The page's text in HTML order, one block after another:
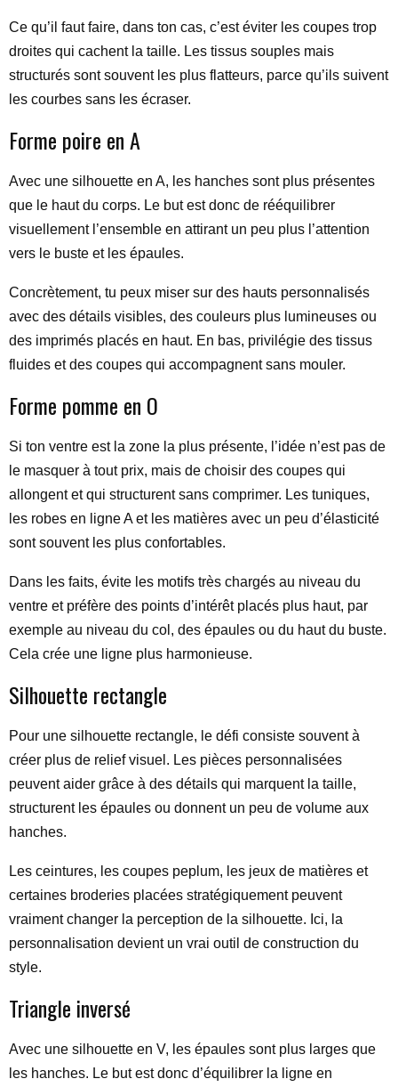
Ce qu’il faut faire, dans ton cas, c’est éviter les coupes trop
droites qui cachent la taille. Les tissus souples mais
structurés sont souvent les plus flatteurs, parce qu’ils suivent
les courbes sans les écraser.
Forme poire en A
Avec une silhouette en A, les hanches sont plus présentes
que le haut du corps. Le but est donc de rééquilibrer
visuellement l’ensemble en attirant un peu plus l’attention
vers le buste et les épaules.
Concrètement, tu peux miser sur des hauts personnalisés
avec des détails visibles, des couleurs plus lumineuses ou
des imprimés placés en haut. En bas, privilégie des tissus
fluides et des coupes qui accompagnent sans mouler.
Forme pomme en O
Si ton ventre est la zone la plus présente, l’idée n’est pas de
le masquer à tout prix, mais de choisir des coupes qui
allongent et qui structurent sans comprimer. Les tuniques,
les robes en ligne A et les matières avec un peu d’élasticité
sont souvent les plus confortables.
Dans les faits, évite les motifs très chargés au niveau du
ventre et préfère des points d’intérêt placés plus haut, par
exemple au niveau du col, des épaules ou du haut du buste.
Cela crée une ligne plus harmonieuse.
Silhouette rectangle
Pour une silhouette rectangle, le défi consiste souvent à
créer plus de relief visuel. Les pièces personnalisées
peuvent aider grâce à des détails qui marquent la taille,
structurent les épaules ou donnent un peu de volume aux
hanches.
Les ceintures, les coupes peplum, les jeux de matières et
certaines broderies placées stratégiquement peuvent
vraiment changer la perception de la silhouette. Ici, la
personnalisation devient un vrai outil de construction du
style.
Triangle inversé
Avec une silhouette en V, les épaules sont plus larges que
les hanches. Le but est donc d’équilibrer la ligne en